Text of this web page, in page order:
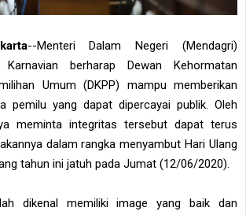
--Menteri Dalam Negeri (Mendagri)
berharap Dewan Kehormatan
Umum (DKPP) mampu memberikan
pemilu yang dapat dipercayai publik. Oleh
meminta integritas tersebut dapat terus
dalam rangka menyambut Hari Ulang
tahun ini jatuh pada Jumat (12/06/2020).
dikenal memiliki image yang baik dan